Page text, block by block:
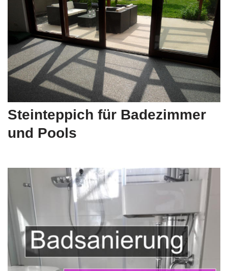
Steinteppich für Badezimmer
und Pools